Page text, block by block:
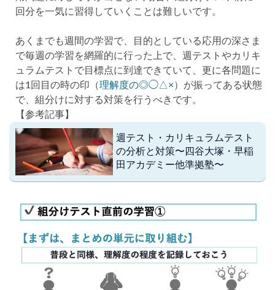
回分を一気に習得していくことは難しいです。
あくまでも週間の学習で、目的としている応用の深さま
で毎週の学習を網羅的に行った上で、週テストやカリキ
ュラムテストで目標点に到達できていて、更に各問題に
は1回目の時の印（理解度の◎◯△×）が振ってある状態
で、組分けに対する対策を行うべきです。
【参考記事】
週テスト・カリキュラムテスト
の分析と対策〜四谷大塚・早稲
田アカデミー他準拠塾〜